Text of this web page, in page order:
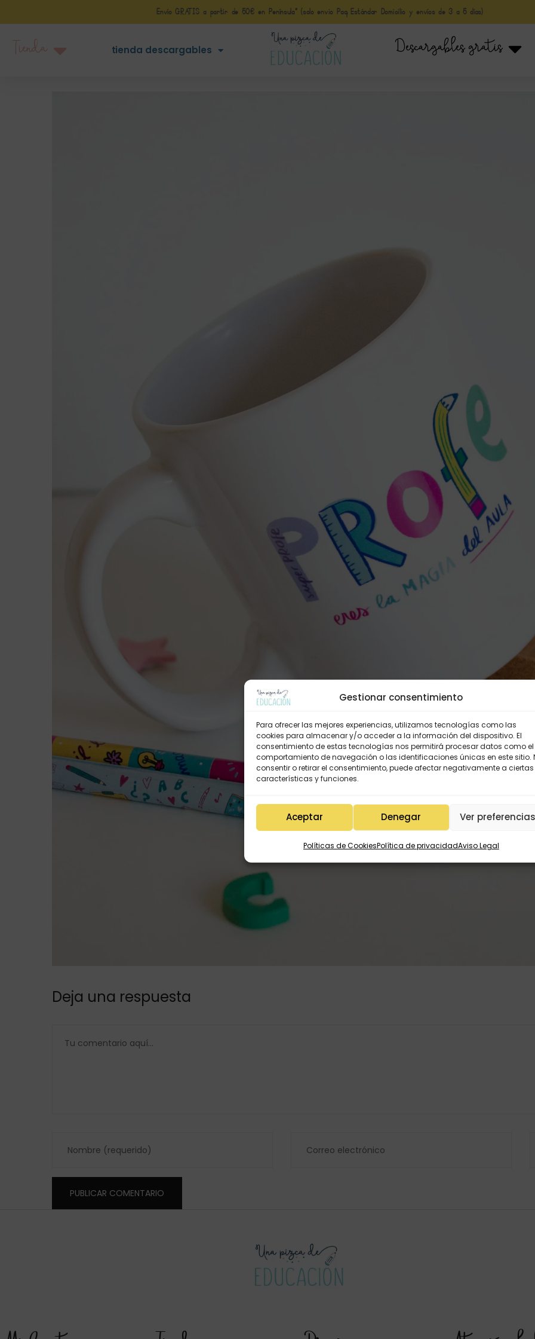
Gestionar consentimiento
Para ofrecer las mejores experiencias, utilizamos tecnologías como las
cookies para almacenar y/o acceder a la información del dispositivo. El
consentimiento de estas tecnologías nos permitirá procesar datos como el
comportamiento de navegación o las identificaciones únicas en este sitio.
consentir o retirar el consentimiento, puede afectar negativamente a ciertas
características y funciones.
Aceptar Denegar Ver
Políticas de CookiesPolítica de privacidadAviso Legal
Envío GRATIS a partir de 50€ en Península* (solo envio Paq Estándar Domicilio y envíos de 3 a 5 días)
tienda descargables Descargables gratis
Deja una respuesta